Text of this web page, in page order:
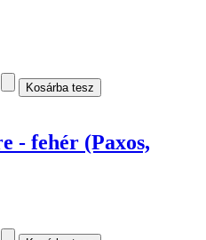
- fehér (Paxos,